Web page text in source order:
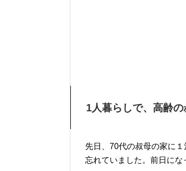
1人暮らしで、高齢
先日、70代の叔母の家に
忘れていました。前日にな